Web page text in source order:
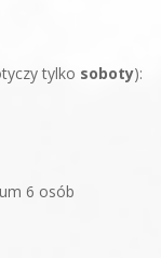
tylko soboty):
6 osób